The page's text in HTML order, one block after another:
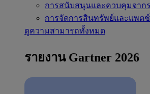
การสนับสนุนและควบคุมจาก
การจัดการสินทรัพย์และแพตช์
ดูความสามารถทั้งหมด
รายงาน Gartner 2026